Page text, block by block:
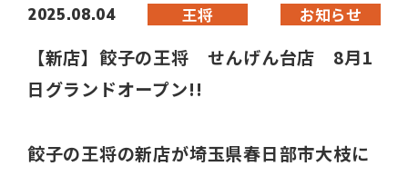
2025.08.04 王将 お知らせ
【新店】餃子の王将 せんげん台店 8月1
日グランドオープン!!
餃子の王将の新店が埼玉県春日部市大枝に